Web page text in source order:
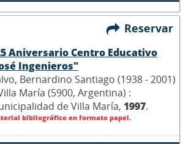
Reservar
Aniversario Centro Educativo
Ingenieros"
Bernardino Santiago (1938 - 2001)
María (5900, Argentina) :
de Villa María, 1997.
bibliográfico en formato papel.